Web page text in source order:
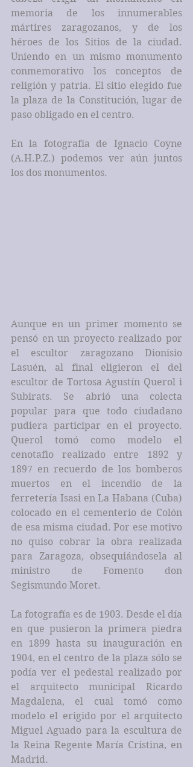
memoria de los innumerables
mártires zaragozanos, y de los
héroes de los Sitios de la ciudad.
Uniendo en un mismo monumento
conmemorativo los conceptos de
religión y patria. El sitio elegido fue
la plaza de la Constitución, lugar de
paso obligado en el centro.
En la fotografía de Ignacio Coyne
(A.H.P.Z.) podemos ver aún juntos
los dos monumentos.
Aunque en un primer momento se
pensó en un proyecto realizado por
el escultor zaragozano Dionisio
Lasuén, al final eligieron el del
escultor de Tortosa Agustín Querol i
Subirats. Se abrió una colecta
popular para que todo ciudadano
pudiera participar en el proyecto.
Querol tomó como modelo el
cenotafio realizado entre 1892 y
1897 en recuerdo de los bomberos
muertos en el incendio de la
ferretería Isasi en La Habana (Cuba)
colocado en el cementerio de Colón
de esa misma ciudad. Por ese motivo
no quiso cobrar la obra realizada
para Zaragoza, obsequiándosela al
ministro de Fomento don
Segismundo Moret.
La fotografía es de 1903. Desde el día
en que pusieron la primera piedra
en 1899 hasta su inauguración en
1904, en el centro de la plaza sólo se
podía ver el pedestal realizado por
el arquitecto municipal Ricardo
Magdalena, el cual tomó como
modelo el erigido por el arquitecto
Miguel Aguado para la escultura de
la Reina Regente María Cristina, en
Madrid.